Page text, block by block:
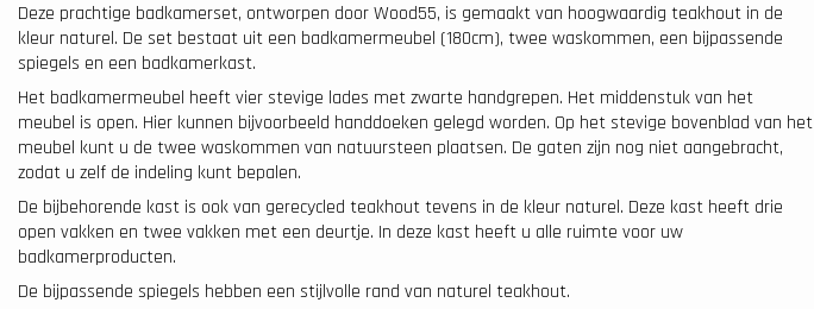
Deze prachtige badkamerset, ontworpen door Wood55, is gemaakt van hoogwaardig teakhout in de
kleur naturel. De set bestaat uit een badkamermeubel (180cm), twee waskommen, een bijpassende
spiegels en een badkamerkast.
Het badkamermeubel heeft vier stevige lades met zwarte handgrepen. Het middenstuk van het
meubel is open. Hier kunnen bijvoorbeeld handdoeken gelegd worden. Op het stevige bovenblad van het
meubel kunt u de twee waskommen van natuursteen plaatsen. De gaten zijn nog niet aangebracht,
zodat u zelf de indeling kunt bepalen.
De bijbehorende kast is ook van gerecycled teakhout tevens in de kleur naturel. Deze kast heeft drie
open vakken en twee vakken met een deurtje. In deze kast heeft u alle ruimte voor uw
badkamerproducten.
De bijpassende spiegels hebben een stijlvolle rand van naturel teakhout.